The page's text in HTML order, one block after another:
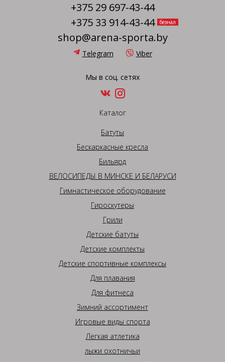
+375 29 697-43-44
+375 33 914-43-44
безнал
shop@arena-sporta.by
Telegram Viber
Мы в соц. сетях
Каталог
Батуты
Бескаркасные кресла
Бильярд
ВЕЛОСИПЕДЫ В МИНСКЕ И БЕЛАРУСИ
Гимнастическое оборудование
Гироскутеры
Грили
Детские батуты
Детские комплекты
Детские спортивные комплексы
Для плавания
Для фитнеса
Зимний ассортимент
Игровые виды спорта
Легкая атлетика
лыжи охотничьи